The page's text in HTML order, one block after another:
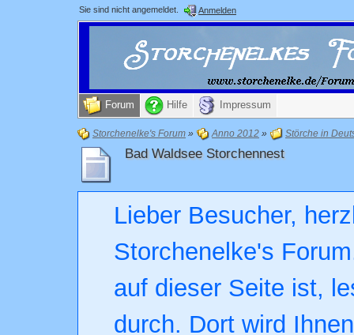
Sie sind nicht angemeldet. Anmelden
Forum Hilfe Impressum
Storchenelke's Forum » Anno 2012 » Störche in
Bad Waldsee Storchennest
Lieber Besucher,
Storchenelke's
auf dieser Seite ist,
durch. Dort wird